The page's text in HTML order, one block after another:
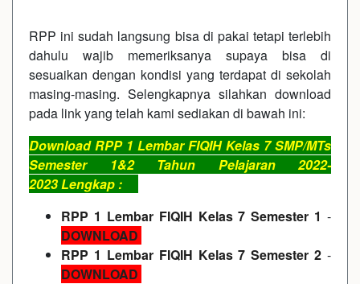
RPP ini sudah langsung bisa di pakai tetapi terlebih
dahulu wajib memeriksanya supaya bisa di
sesuaikan dengan kondisi yang terdapat di sekolah
masing-masing. Selengkapnya silahkan download
pada link yang telah kami sediakan di bawah ini:
Download RPP 1 Lembar FIQIH Kelas 7 SMP/MTs
Semester 1&2 Tahun Pelajaran 2022-
2023 Lengkap :
RPP 1 Lembar FIQIH Kelas 7 Semester 1 -
DOWNLOAD
RPP 1 Lembar FIQIH Kelas 7 Semester 2 -
DOWNLOAD